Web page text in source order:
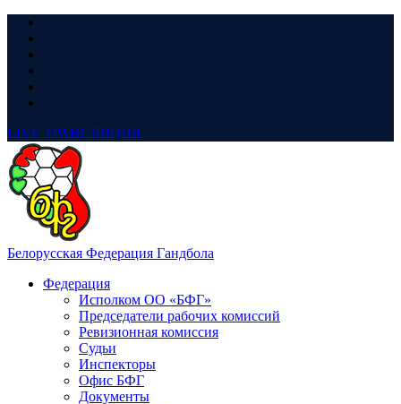
LIVE ТРАНСЛЯЦИЯ
Белорусская Федерация Гандбола
Федерация
Исполком ОО «БФГ»
Председатели рабочих комиссий
Ревизионная комиссия
Судьи
Инспекторы
Офис БФГ
Документы